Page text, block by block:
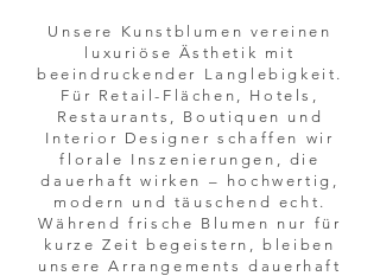
Unsere Kunstblumen vereinen
luxuriöse Ästhetik mit
beeindruckender Langlebigkeit.
Für Retail-Flächen, Hotels,
Restaurants, Boutiquen und
Interior Designer schaffen wir
florale Inszenierungen, die
dauerhaft wirken – hochwertig,
modern und täuschend echt.
Während frische Blumen nur für
kurze Zeit begeistern, bleiben
unsere Arrangements dauerhaft